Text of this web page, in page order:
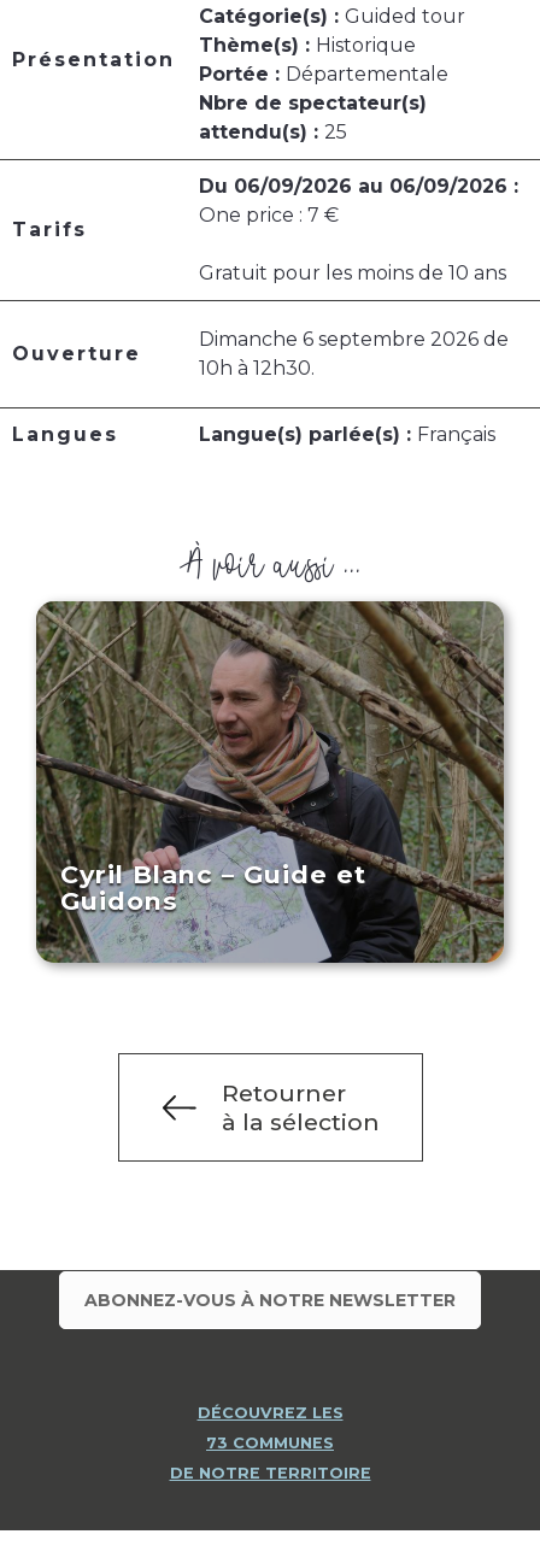
Présentation
Catégorie(s) : Guided tour
Thème(s) : Historique
Portée : Départementale
Nbre de spectateur(s)
attendu(s) : 25
Tarifs
Du 06/09/2026 au 06/09/2026 :
One price : 7 €
Gratuit pour les moins de 10 ans
Ouverture
Dimanche 6 septembre 2026 de
10h à 12h30.
Langues Langue(s) parlée(s) : Français
À voir aussi ...
Cyril Blanc – Guide et
Guidons
Retourner
à la sélection
ABONNEZ-VOUS À NOTRE NEWSLETTER
DÉCOUVREZ LES
73 COMMUNES
DE NOTRE TERRITOIRE